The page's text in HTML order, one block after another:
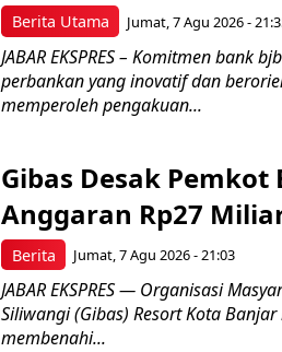
Berita Utama Jumat, 7 Agu 2026 -
JABAR EKSPRES – Komitmen bank
perbankan yang inovatif dan
memperoleh pengakuan...
Berita
Gibas Desak Pemkot
Anggaran Rp27
Jumat, 7 Agu 2026 - 21:03
JABAR EKSPRES — Organisasi
Siliwangi (Gibas) Resort Kota
membenahi...